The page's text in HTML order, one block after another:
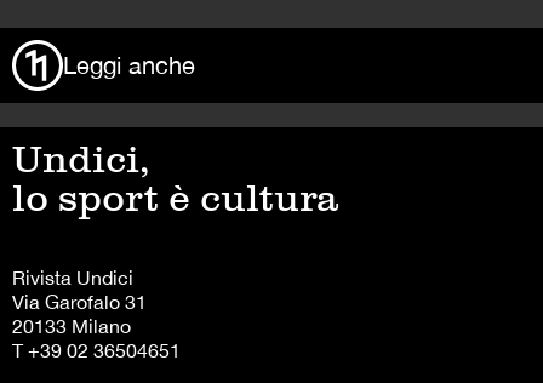
Leggi anche
Undici,
lo sport è cultura
Rivista Undici
Via Garofalo 31
20133 Milano
T +39 02 36504651